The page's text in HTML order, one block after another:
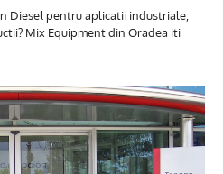
Diesel pentru aplicatii industriale,
Mix Equipment din Oradea iti